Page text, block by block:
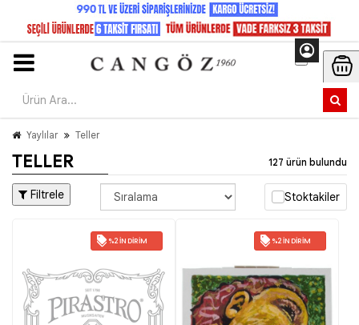
Yaylılar Teller
TELLER 127 ürün bulundu
Filtrele Stoktakiler
%2 İNDIRIM %2 İNDIRIM